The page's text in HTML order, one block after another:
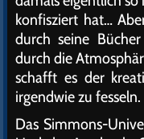
konfisziert hat…
durch seine
durch die
schafft es der
irgendwie zu fesseln.
Das Simmons-